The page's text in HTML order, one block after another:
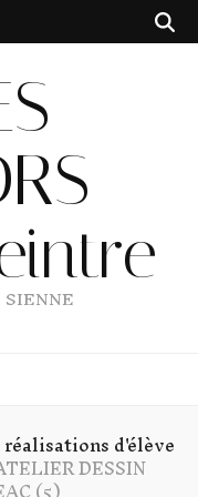
d'élève
DESSIN